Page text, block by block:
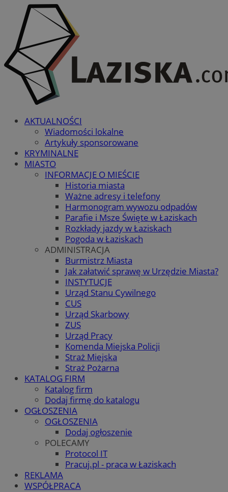
AKTUALNOŚCI
Wiadomości lokalne
Artykuły sponsorowane
KRYMINALNE
MIASTO
INFORMACJE O MIEŚCIE
Historia miasta
Ważne adresy i telefony
Harmonogram wywozu odpadów
Parafie i Msze Święte w Łaziskach
Rozkłady jazdy w Łaziskach
Pogoda w Łaziskach
ADMINISTRACJA
Burmistrz Miasta
Jak załatwić sprawę w Urzędzie Miasta?
INSTYTUCJE
Urząd Stanu Cywilnego
CUS
Urząd Skarbowy
ZUS
Urząd Pracy
Komenda Miejska Policji
Straż Miejska
Straż Pożarna
KATALOG FIRM
Katalog firm
Dodaj firmę do katalogu
OGŁOSZENIA
OGŁOSZENIA
Dodaj ogłoszenie
POLECAMY
Protocol IT
Pracuj.pl - praca w Łaziskach
REKLAMA
WSPÓŁPRACA